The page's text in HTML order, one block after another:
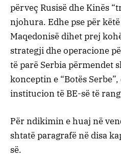
përveç Rusisë dhe Kinës
njohura. Edhe pse për
Maqedonisë dihet prej
strategji dhe operacione
të parë Serbia përmendet
konceptin e “Botës
institucion të BE-së të
Për ndikimin e huaj në
shtatë paragrafë në disa
së.